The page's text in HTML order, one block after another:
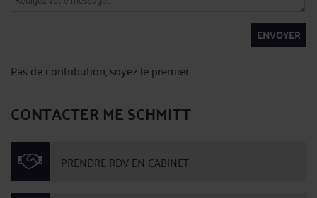
ENVOYER
Pas de contribution, soyez le premier
CONTACTER ME SCHMITT
PRENDRE RDV EN CABINET